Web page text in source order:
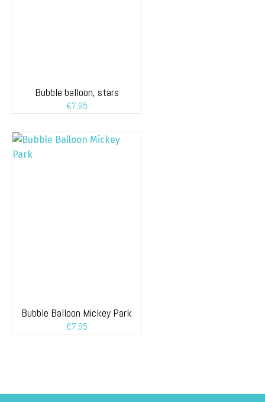
Bubble balloon, stars
€7,95
Bubble Balloon Mickey Park
€7,95